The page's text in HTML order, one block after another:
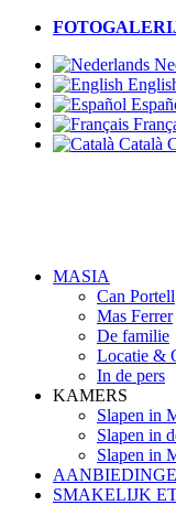
Català
MASIA
Can Portell
Mas Ferrer
De familie
Locatie &
In de pers
KAMERS
Slapen in
Slapen in
Slapen in
SMAKELIJK